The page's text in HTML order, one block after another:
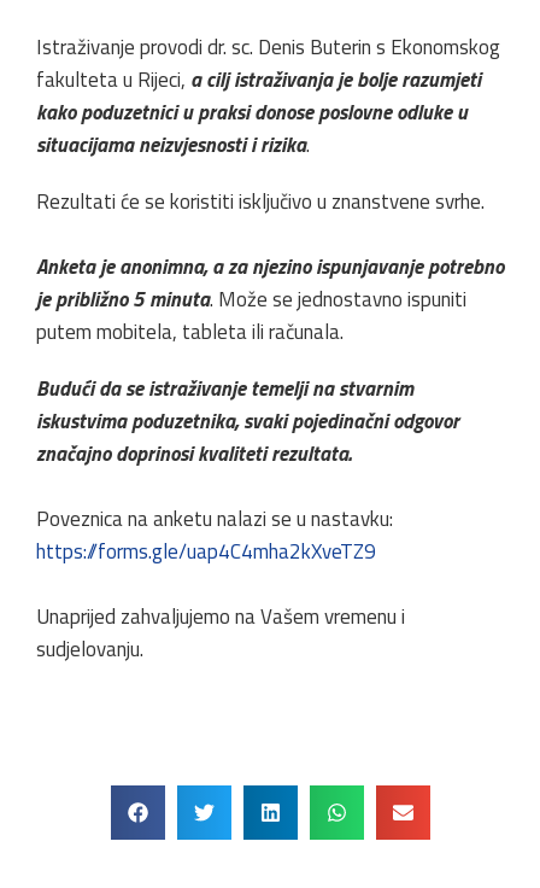
Istraživanje provodi dr. sc. Denis Buterin s Ekonomskog
fakulteta u Rijeci, a cilj istraživanja je bolje razumjeti
kako poduzetnici u praksi donose poslovne odluke u
situacijama neizvjesnosti i rizika.
Rezultati će se koristiti isključivo u znanstvene svrhe.
Anketa je anonimna, a za njezino ispunjavanje potrebno
je približno 5 minuta. Može se jednostavno ispuniti
putem mobitela, tableta ili računala.
Budući da se istraživanje temelji na stvarnim
iskustvima poduzetnika, svaki pojedinačni odgovor
značajno doprinosi kvaliteti rezultata.
Poveznica na anketu nalazi se u nastavku:
https://forms.gle/uap4C4mha2kXveTZ9
Unaprijed zahvaljujemo na Vašem vremenu i
sudjelovanju.